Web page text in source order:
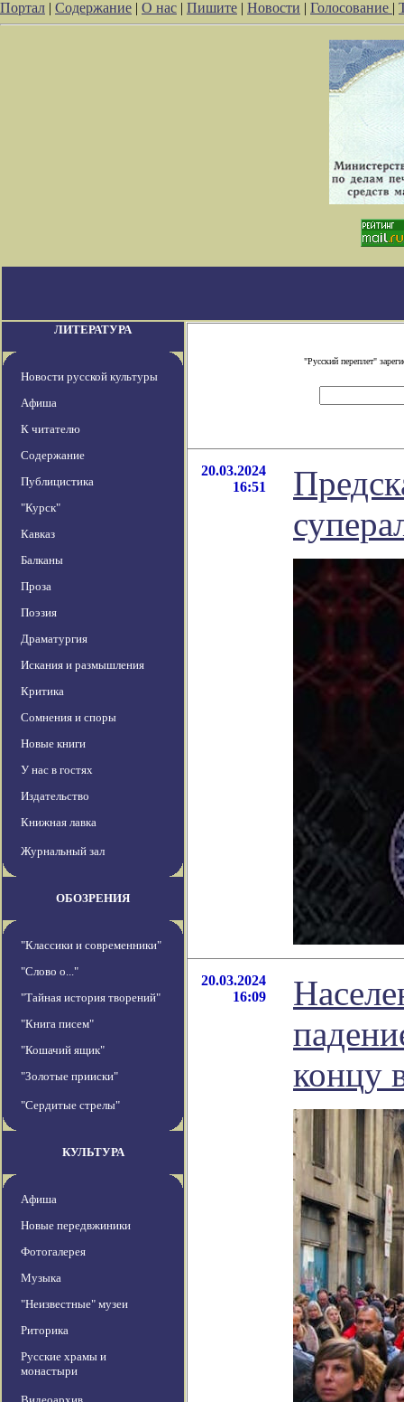
Портал | Содержание | О нас | Пишите | Новости | Голосование |
ЛИТЕРАТУРА
Новости русской культуры
Афиша
К читателю
Содержание
Публицистика
"Курск"
Кавказ
Балканы
Проза
Поэзия
Драматургия
Искания и размышления
Критика
Сомнения и споры
Новые книги
У нас в гостях
Издательство
Книжная лавка
Журнальный зал
ОБОЗРЕНИЯ
"Классики и современники"
"Слово о..."
"Тайная история творений"
"Книга писем"
"Кошачий ящик"
"Золотые прииски"
"Сердитые стрелы"
КУЛЬТУРА
Афиша
Новые передвжиники
Фотогалерея
Музыка
"Неизвестные" музеи
Риторика
Русские храмы и
монастыри
"Русский переплет"
20.03.2024
16:51
20.03.2024
16:09
концу